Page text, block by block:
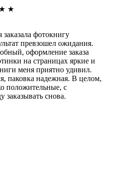
★
заказала фотокнигу
превзошел ожидания.
оформление заказа
на страницах яркие и
меня приятно удивил.
паковка надежная. В целом,
положительные, с
заказывать снова.